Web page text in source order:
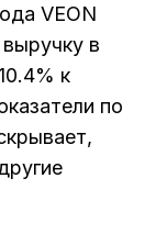
VEON
в
к
по